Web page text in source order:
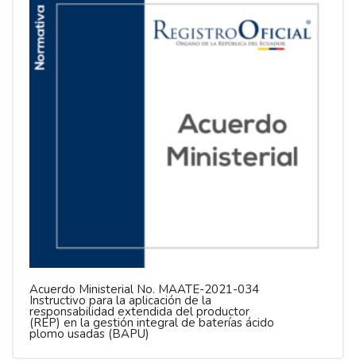
Acuerdo Ministerial No. MAATE-2021-034
Instructivo para la aplicación de la
responsabilidad extendida del productor
(REP) en la gestión integral de baterías ácido
plomo usadas (BAPU)